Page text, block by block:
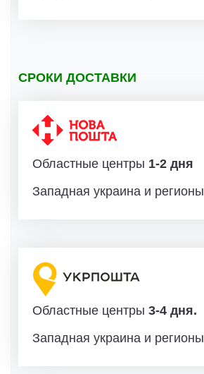
СРОКИ ДОСТАВКИ
Областные центры 1-2 дня
Западная украина и регионы
Областные центры 3-4 дня.
Западная украина и регионы